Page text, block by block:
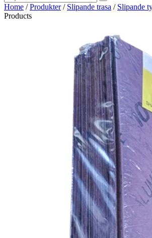
Home /Produkter/ Slipande trasa / Slipande
Products